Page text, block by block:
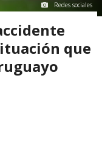
Redes sociales
que